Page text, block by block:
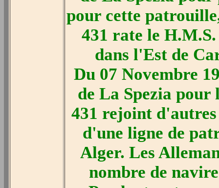
pour cette
431 rate le
dans l'Est de
Du 07 Novembre
de La Spezia
431 rejoint
d'une ligne de
Alger. Les
nombre de